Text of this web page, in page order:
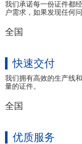
我们承诺每一份证件都
户需求，如果发现任何
全国
快速交付
我们拥有高效的生产线
量的证件。
全国
优质服务